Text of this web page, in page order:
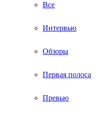
Все
Интервью
Обзоры
Первая полоса
Превью